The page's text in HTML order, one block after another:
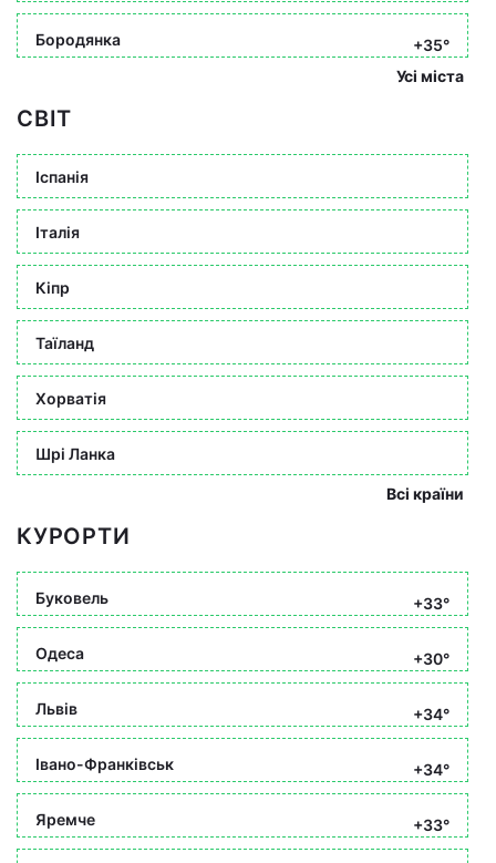
Бородянка
+35°
Усі міста
СВІТ
Іспанія
Італія
Кіпр
Таїланд
Хорватія
Шрі Ланка
Всі країни
КУРОРТИ
Буковель +33°
Одеса +30°
Львів +34°
Івано-Франківськ +34°
Яремче +33°